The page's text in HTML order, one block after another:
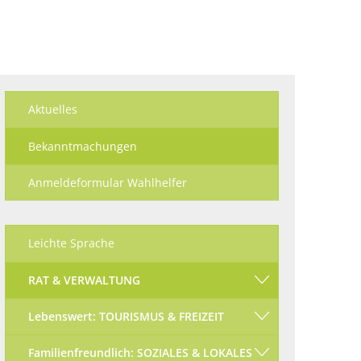
Aktuelles
Bekanntmachungen
Anmeldeformular Wahlhelfer
Leichte Sprache
RAT & VERWALTUNG
Lebenswert: TOURISMUS & FREIZEIT
Familienfreundlich: SOZIALES & LOKALES